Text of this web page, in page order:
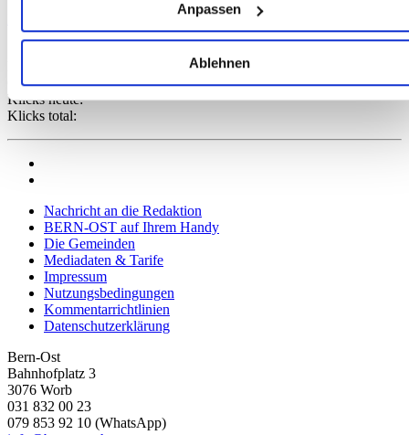
Merkmalen (Fingerprinting) identifizieren
Erfahren Sie mehr darüber, wie Ihre persönlichen Daten
verarbeitet werden, und legen Sie Ihre Präferenzen im
Abschnitt Einzelheitenfest.
können und die Zugriffe auf unsere Website zu analysieren.
unserer Website an unsere Partner für soziale Medien,
Werbung und Analysen weiter. Unsere Partner führen diese
Informationen möglicherweise mit weiteren Daten
die Sie ihnen bereitgestellt haben oder die sie im Rahmen
Ihrer Nutzung der Dienste gesammelt haben.
Anpassen
Ablehnen
Statistik
Geändert: 04.08.2026
Klicks heute:
Klicks total:
Nachricht an die Redaktion
BERN-OST auf Ihrem Handy
Die Gemeinden
Mediadaten & Tarife
Impressum
Nutzungsbedingungen
Kommentarrichtlinien
Datenschutzerklärung
Bern-Ost
Bahnhofplatz 3
3076 Worb
031 832 00 23
079 853 92 10 (WhatsApp)